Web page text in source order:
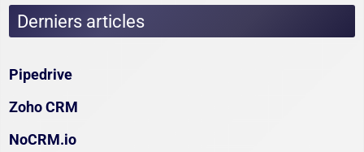
Derniers articles
Pipedrive
Zoho CRM
NoCRM.io